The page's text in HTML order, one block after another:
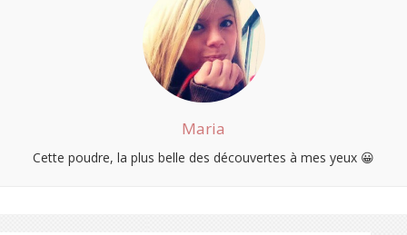
Maria
Cette poudre, la plus belle des découvertes à mes yeux 😀